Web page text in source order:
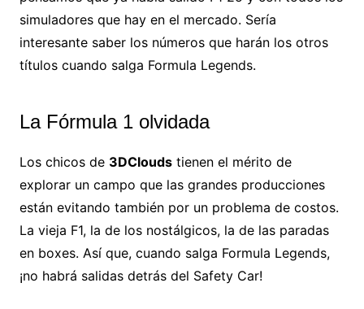
simuladores que hay en el mercado. Sería
interesante saber los números que harán los otros
títulos cuando salga Formula Legends.
La Fórmula 1 olvidada
Los chicos de 3DCloudstienen el mérito de
explorar un campo que las grandes producciones
están evitando también por un problema de costos.
La vieja F1, la de los nostálgicos, la de las paradas
en boxes. Así que, cuando salga Formula Legends,
¡no habrá salidas detrás del Safety Car!